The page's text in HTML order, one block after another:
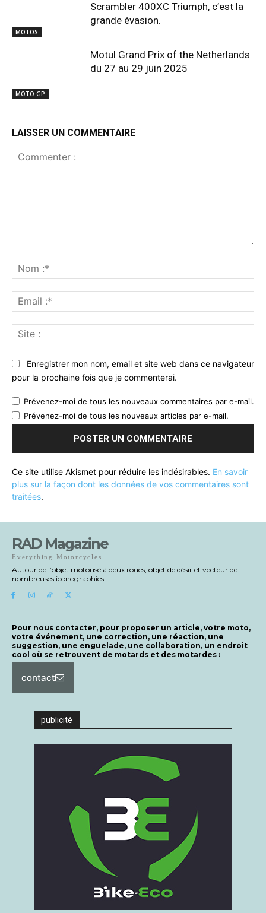
MOTOS
Scrambler 400XC Triumph, c’est la
grande évasion.
MOTO GP
Motul Grand Prix of the Netherlands
du 27 au 29 juin 2025
LAISSER UN COMMENTAIRE
:*
:*
:
Enregistrer mon nom, email et site web dans ce navigateur
pour la prochaine fois que je commenterai.
Prévenez-moi de tous les nouveaux commentaires par e-mail.
Prévenez-moi de tous les nouveaux articles par e-mail.
Ce site utilise Akismet pour réduire les indésirables. En savoir
plus sur la façon dont les données de vos commentaires sont
traitées.
RAD Magazine
Everything Motorcycles
Autour de l’objet motorisé à deux roues, objet de désir et vecteur de
nombreuses iconographies
Pour nous contacter, pour proposer un article, votre moto,
votre événement, une correction, une réaction, une
suggestion, une enguelade, une collaboration, un endroit
cool où se retrouvent de motards et des motardes :
contact
publicité